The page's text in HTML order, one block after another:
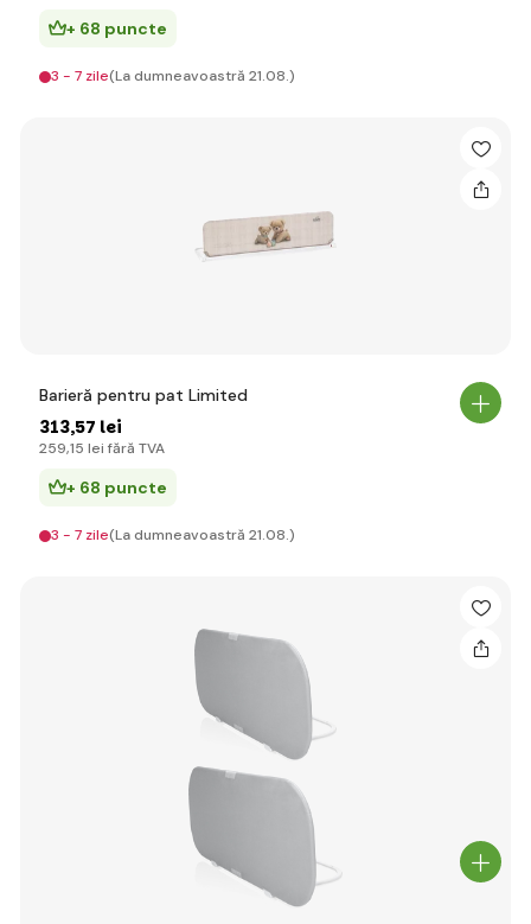
+ 68 puncte
3 - 7 zile(La dumneavoastră 21.08.)
Barieră pentru pat Limited
313,57 lei
259,15 lei fără TVA
+ 68 puncte
3 - 7 zile(La dumneavoastră 21.08.)